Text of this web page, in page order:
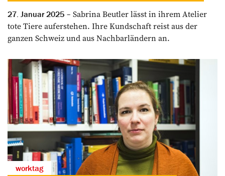
27. Januar 2025
Sabrina Beutler lässt in ­ihrem Atelier
tote Tiere ­auferstehen. Ihre Kundschaft reist aus der
ganzen Schweiz und aus Nachbarländern an.
worktag